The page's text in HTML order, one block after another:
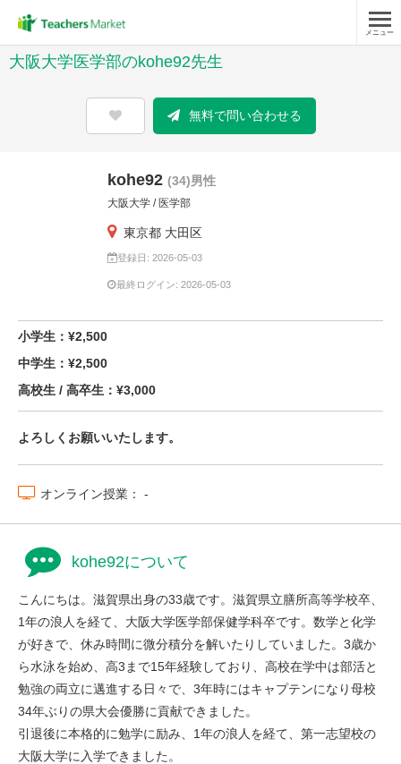
メニュー
大阪大学医学部のkohe92先生
無料で問い合わせる
kohe92 (34)男性
大阪大学 / 医学部
東京都 大田区
登録日: 2026-05-03
最終ログイン: 2026-05-03
小学生：¥2,500
中学生：¥2,500
高校生 / 高卒生：¥3,000
よろしくお願いいたします。
オンライン授業： -
kohe92について
こんにちは。滋賀県出身の33歳です。滋賀県立膳所高等学校卒、
1年の浪人を経て、大阪大学医学部保健学科卒です。数学と化学
が好きで、休み時間に微分積分を解いたりしていました。3歳か
ら水泳を始め、高3まで15年経験しており、高校在学中は部活と
勉強の両立に邁進する日々で、3年時にはキャプテンになり母校
34年ぶりの県大会優勝に貢献できました。
引退後に本格的に勉学に励み、1年の浪人を経て、第一志望校の
大阪大学に入学できました。